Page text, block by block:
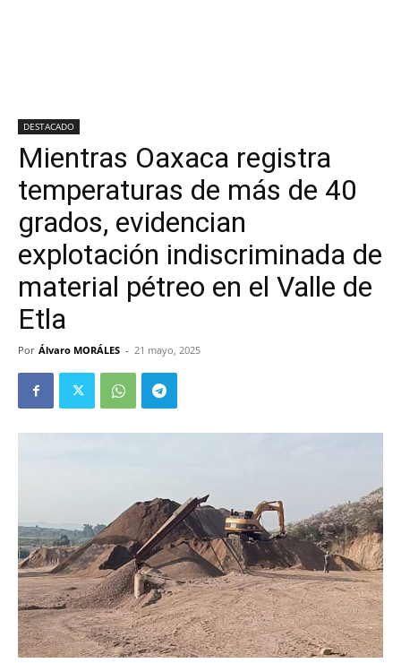
DESTACADO
Mientras Oaxaca registra
temperaturas de más de 40
grados, evidencian
explotación indiscriminada de
material pétreo en el Valle de
Etla
Por Álvaro MORÁLES - 21 mayo, 2025